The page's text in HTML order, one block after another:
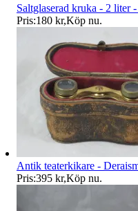
Saltglaserad kruka - 2 liter
Pris:180 kr,Köp nu.
Antik teaterkikare -
Pris:395 kr,Köp nu.